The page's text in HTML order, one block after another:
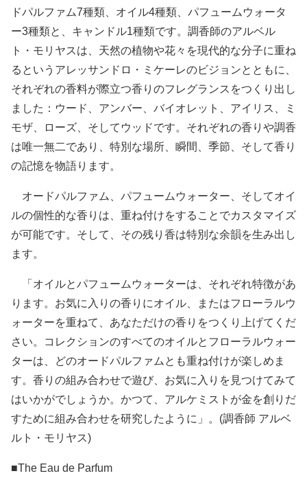
ドパルファム7種類、オイル4種類、パフュームウォータ
ー3種類と、キャンドル1種類です。調香師のアルベル
ト・モリヤスは、天然の植物や花々を現代的な分子に重ね
るというアレッサンドロ・ミケーレのビジョンとともに、
それぞれの香料が際立つ香りのフレグランスをつくり出し
ました：ウード、アンバー、バイオレット、アイリス、ミ
モザ、ローズ、そしてウッドです。それぞれの香りや調香
は唯一無二であり、特別な場所、瞬間、季節、そして香り
の記憶を物語ります。
オードパルファム、パフュームウォーター、そしてオイ
ルの個性的な香りは、重ね付けをすることでカスタマイズ
が可能です。そして、その残り香は特別な余韻を生み出し
ます。
「オイルとパフュームウォーターは、それぞれ特徴があ
ります。お気に入りの香りにオイル、またはフローラルウ
ォーターを重ねて、あなただけの香りをつくり上げてくだ
さい。コレクションのすべてのオイルとフローラルウォー
ターは、どのオードパルファムとも重ね付けが楽しめま
す。香りの組み合わせで遊び、お気に入りを見つけてみて
はいかがでしょうか。かつて、アルケミストが金を創りだ
すために組み合わせを研究したように」。(調香師 アルベ
ルト・モリヤス)
■The Eau de Parfum